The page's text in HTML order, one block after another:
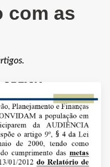
com as